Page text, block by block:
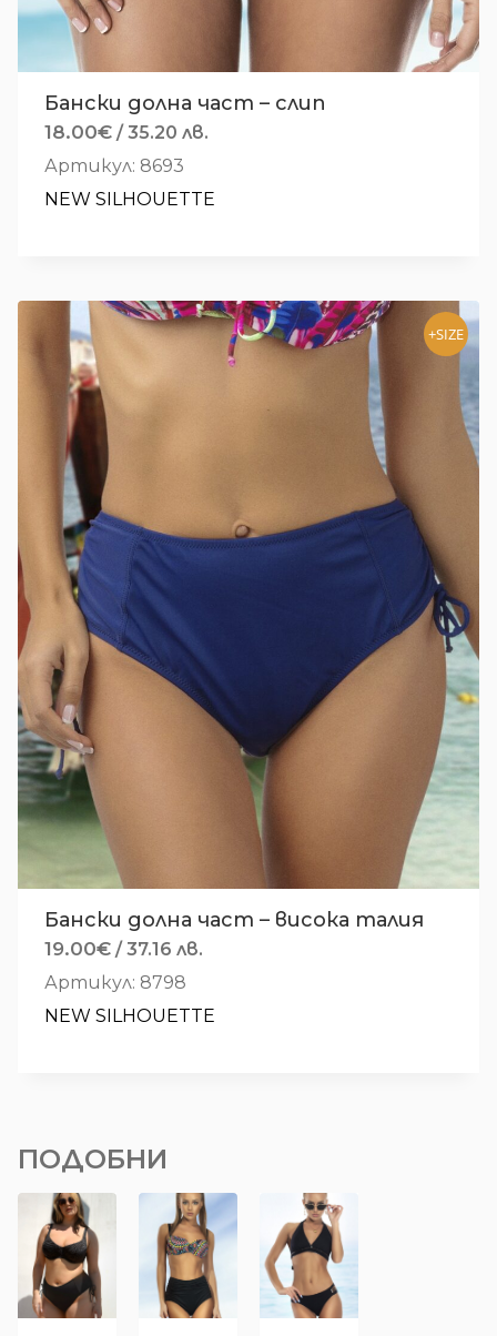
Бански долна част – слип
18.00€ / 35.20 лв.
Артикул: 8693
NEW SILHOUETTE
+SIZE
Бански долна част – висока талия
19.00€ / 37.16 лв.
Артикул: 8798
NEW SILHOUETTE
ПОДОБНИ